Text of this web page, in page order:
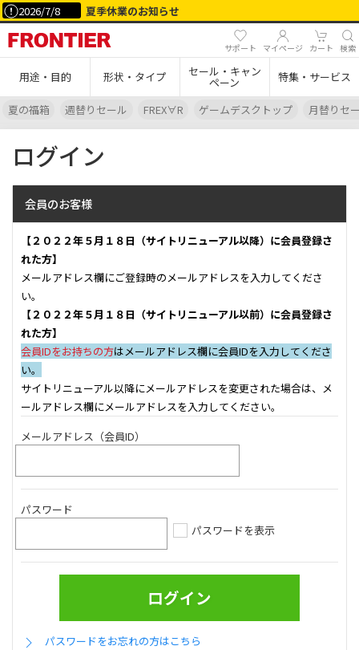
2026/7/8 夏季休業のお知らせ
サポート マイページ カート 検索
用途・目的 形状・タイプ セール・キャン
ペーン 特集・サービス
夏の福箱 週替りセール FREX∀R ゲームデスクトップ 月替りセ
ログイン
会員のお客様
【２０２２年５月１８日（サイトリニューアル以降）に会員登録さ
れた方】
メールアドレス欄にご登録時のメールアドレスを入力してくださ
い。
【２０２２年５月１８日（サイトリニューアル以前）に会員登録さ
れた方】
会員IDをお持ちの方はメールアドレス欄に会員IDを入力してくださ
い。
サイトリニューアル以降にメールアドレスを変更された場合は、メ
ールアドレス欄にメールアドレスを入力してください。
メールアドレス（会員ID）
パスワード
パスワードを表示
パスワードをお忘れの方はこちら